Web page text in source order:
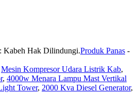
Kabeh Hak Dilindungi.Produk Panas -
Mesin Kompresor Udara Listrik Kab,
, 4000w Menara Lampu Mast Vertikal
Tower, 2000 Kva Diesel Generator,